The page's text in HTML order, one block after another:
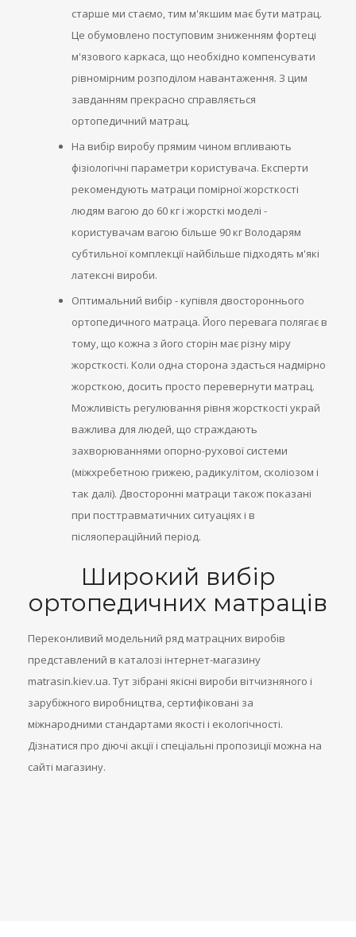
старше ми стаємо, тим м'якшим має бути матрац.
Це обумовлено поступовим зниженням фортеці
м'язового каркаса, що необхідно компенсувати
рівномірним розподілом навантаження. З цим
завданням прекрасно справляється
ортопедичний матрац.
На вибір виробу прямим чином впливають
фізіологічні параметри користувача. Експерти
рекомендують матраци помірної жорсткості
людям вагою до 60 кг і жорсткі моделі -
користувачам вагою більше 90 кг Володарям
субтильної комплекції найбільше підходять м'які
латексні вироби.
Оптимальний вибір - купівля двостороннього
ортопедичного матраца. Його перевага полягає в
тому, що кожна з його сторін має різну міру
жорсткості. Коли одна сторона здасться надмірно
жорсткою, досить просто перевернути матрац.
Можливість регулювання рівня жорсткості украй
важлива для людей, що страждають
захворюваннями опорно-рухової системи
(міжхребетною грижею, радикулітом, сколіозом і
так далі). Двосторонні матраци також показані
при посттравматичних ситуаціях і в
післяопераційний період.
Широкий вибір
ортопедичних матраців
Переконливий модельний ряд матрацних виробів
представлений в каталозі інтернет-магазину
matrasin.kiev.ua. Тут зібрані якісні вироби вітчизняного і
зарубіжного виробництва, сертифіковані за
міжнародними стандартами якості і екологічності.
Дізнатися про діючі акції і спеціальні пропозиції можна на
сайті магазину.